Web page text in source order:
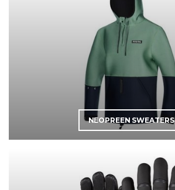
NEOPREEN SWEATERS